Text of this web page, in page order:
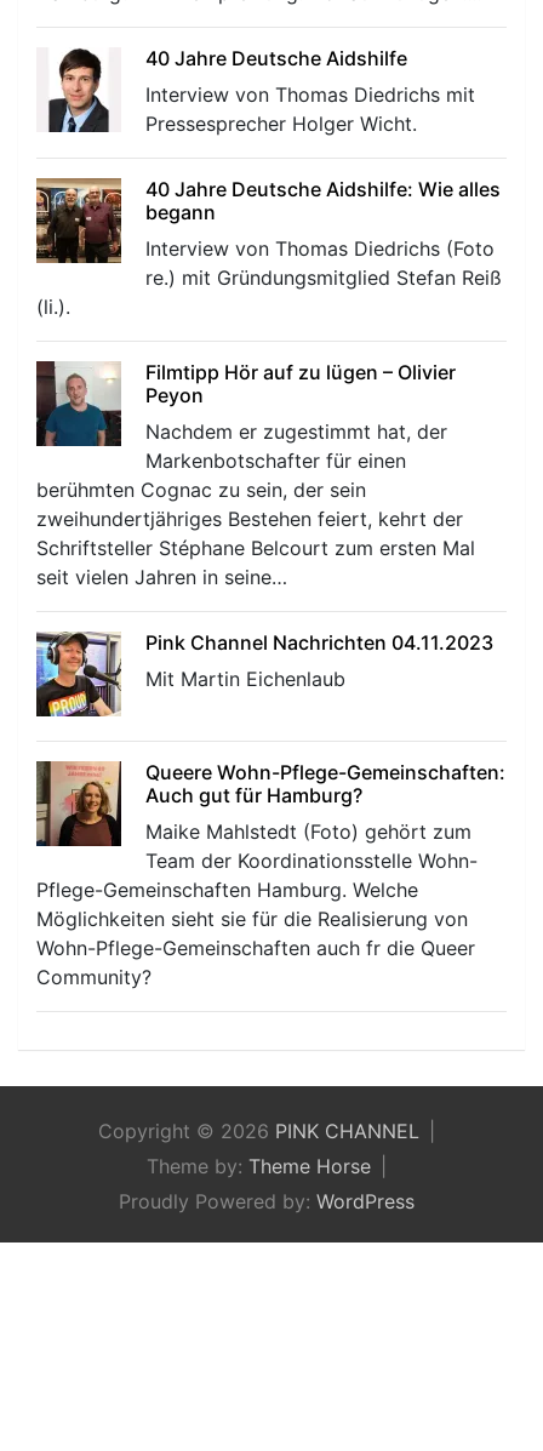
40 Jahre Deutsche Aidshilfe
Interview von Thomas Diedrichs mit
Pressesprecher Holger Wicht.
40 Jahre Deutsche Aidshilfe: Wie alles
begann
Interview von Thomas Diedrichs (Foto
re.) mit Gründungsmitglied Stefan Reiß
(li.).
Filmtipp Hör auf zu lügen – Olivier
Peyon
Nachdem er zugestimmt hat, der
Markenbotschafter für einen
berühmten Cognac zu sein, der sein
zweihundertjähriges Bestehen feiert, kehrt der
Schriftsteller Stéphane Belcourt zum ersten Mal
seit vielen Jahren in seine…
Pink Channel Nachrichten 04.11.2023
Mit Martin Eichenlaub
Queere Wohn-Pflege-Gemeinschaften:
Auch gut für Hamburg?
Maike Mahlstedt (Foto) gehört zum
Team der Koordinationsstelle Wohn-
Pflege-Gemeinschaften Hamburg. Welche
Möglichkeiten sieht sie für die Realisierung von
Wohn-Pflege-Gemeinschaften auch fr die Queer
Community?
Copyright © 2026 PINK CHANNEL
Theme by: Theme Horse
Proudly Powered by: WordPress